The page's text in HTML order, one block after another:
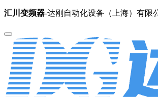
汇川变频器-达刚自动化设备（上海）有限